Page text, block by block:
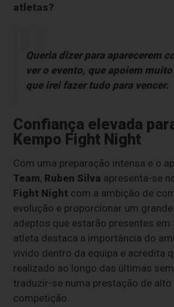
atletas?
Queria dizer para aparecerem
ver o evento, que apoiem
que irei fazer tudo para vencer.
Confiança elevada
Kempo Fight Night
Com uma preparação intensa e o
Team, Ruben Silva apresenta-se
Fight Night com a ambição de
evolução e proporcionar um
adeptos que estarão presentes em
atleta destaca a importância do
vivido dentro da equipa e acredita
realizado ao longo das últimas
traduzir-se numa prestação de alto
competição.